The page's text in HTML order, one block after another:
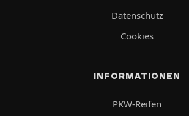
Datenschutz
Cookies
INFORMATIONEN
PKW-Reifen